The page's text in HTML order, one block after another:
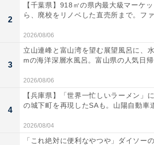
操作はもちろん、 温度・湿度センサー
運転も可能
です。部屋干しの効率化や
ど、一年中スマートに活躍してくれます
ユーザーからは「動作音が静かで寝室
い」「アプリ操作が本当に便利」と、
高く評価されています。一方で、「首
もう少し細かくできれば」という声も
く循環させたい人や、スマートホーム
は、おすすめの商品といえそうです。
2
【千葉県】918㎡の県内最大級マーケ
ら、廃校をリノベした直売所まで。ファ
2026/08/06
3
立山連峰と富山湾を望む展望風呂に、
mの海洋深層水風呂。富山県の人気日帰
2026/08/06
4
【兵庫県】「世界一忙しいラーメン」
の城下町を再現したSAも。山陽自動車
2026/08/04
「これ絶対に便利なやつや」ダイソー